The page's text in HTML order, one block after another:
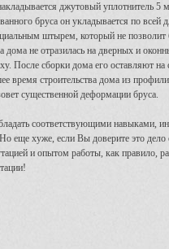
джутовый уплотнитель
бруса он укладывается по всей
штырем, который не позволит
не отразилась на дверных и
После сборки дома его оставляют
время строительства дома из
существенной деформации бруса.
соответствующими навыками,
еще хуже, если Вы доверите это
и опытом работы, как правило,